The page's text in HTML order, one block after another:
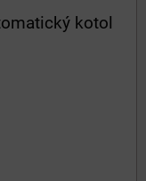
kotol